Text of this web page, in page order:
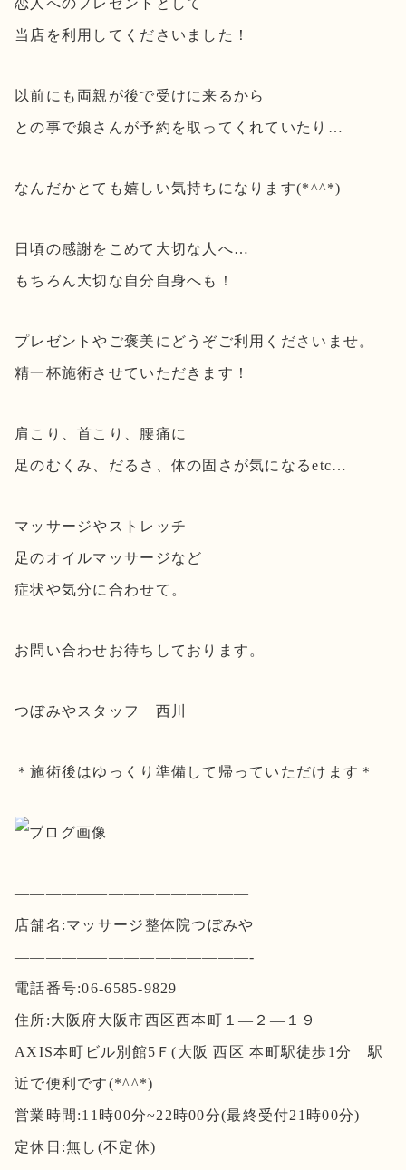
恋人へのプレゼントとして
当店を利用してくださいました！
以前にも両親が後で受けに来るから
との事で娘さんが予約を取ってくれていたり…
なんだかとても嬉しい気持ちになります(*^^*)
日頃の感謝をこめて大切な人へ…
もちろん大切な自分自身へも！
プレゼントやご褒美にどうぞご利用くださいませ。
精一杯施術させていただきます！
肩こり、首こり、腰痛に
足のむくみ、だるさ、体の固さが気になるetc…
マッサージやストレッチ
足のオイルマッサージなど
症状や気分に合わせて。
お問い合わせお待ちしております。
つぼみやスタッフ 西川
＊施術後はゆっくり準備して帰っていただけます＊
———————————————
店舗名:マッサージ整体院つぼみや
———————————————-
電話番号:06-6585-9829
住所:大阪府大阪市西区西本町１―２―１９
AXIS本町ビル別館5Ｆ(大阪 西区 本町駅徒歩1分 駅
近で便利です(*^^*)
営業時間:11時00分~22時00分(最終受付21時00分)
定休日:無し(不定休)